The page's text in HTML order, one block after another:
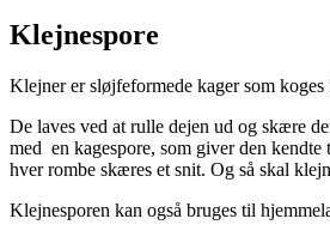
Klejnespore
Klejner er sløjfeformede kager som koges
De laves ved at rulle dejen ud og skære
med en kagespore, som giver den
hver rombe skæres et snit. Og så skal
Klejnesporen kan også bruges til